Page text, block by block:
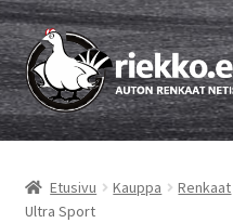
Siirry
navigointiin
Siirry
sisältöön
Etusivu
Vinkit & ohjeet
Etusivu Kauppa Renkaat
Ultra Sport